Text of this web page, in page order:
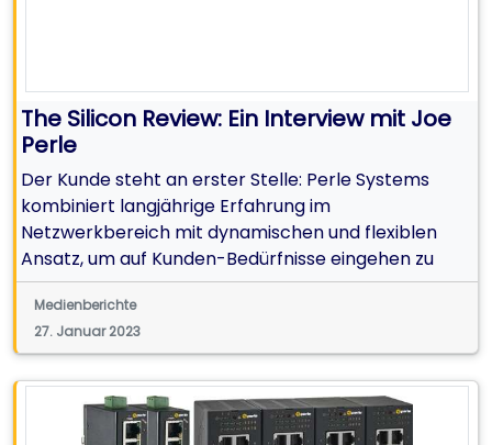
The Silicon Review: Ein Interview mit Joe
Perle
Der Kunde steht an erster Stelle: Perle Systems
kombiniert langjährige Erfahrung im
Netzwerkbereich mit dynamischen und flexiblen
Ansatz, um auf Kunden-Bedürfnisse eingehen zu
können
Medienberichte
27. Januar 2023